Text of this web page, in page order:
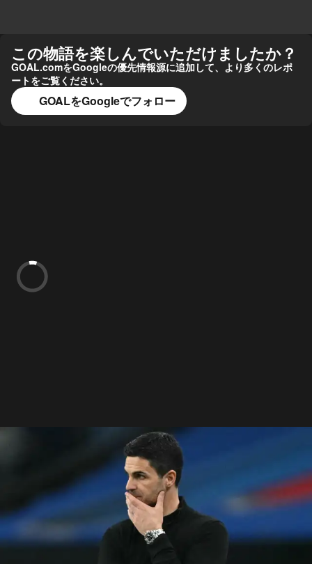
この物語を楽しんでいただけましたか？
GOAL.comをGoogleの優先情報源に追加して、より多くのレポ
ートをご覧ください。
GOALをGoogleでフォロー